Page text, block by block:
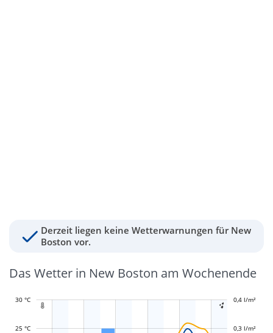
Derzeit liegen keine Wetterwarnungen für New
Boston vor.
Das Wetter in New Boston am Wochenende
 
30 °C
25 °C
-0,1 l/m²
-0,05 l/m²
0,05 l/m²
0,5 l/m²
0,4 l/m²
0,3 l/m²
-0,2 l/m²